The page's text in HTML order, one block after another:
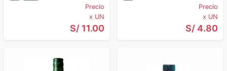
Precio
x UN
S/ 11.00
Precio
x UN
S/ 4.80